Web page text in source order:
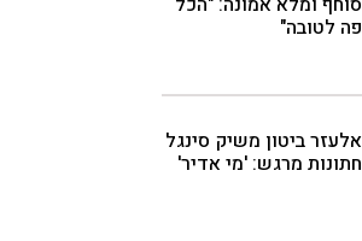
פה לטובה"
אלעזר ביטון משיק סינגל
חתונות מרגש: 'מי אדיר'